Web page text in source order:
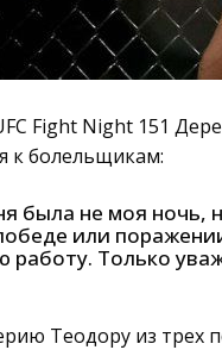
Fight Night 151
к болельщикам:
была не моя ночь,
или
Только
Теодору из трех